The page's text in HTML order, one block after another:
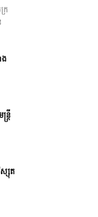
រ
ត្រី
ស្សុត